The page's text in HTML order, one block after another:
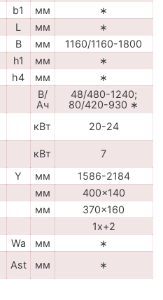
b1 мм
∗
L мм
∗
B мм
1160/1160-1800
h1 мм
∗
h4 мм
∗
В/
Ач
48/480-1240;
80/420-930 ∗
кВт
20-24
кВт
7
Y мм
1586-2184
мм
400x140
мм
370x160
1x+2
Wa мм
∗
Ast мм ∗